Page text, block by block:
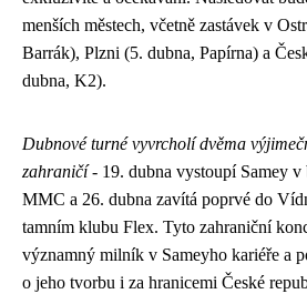
menších městech, včetně zastávek v
Barrák), Plzni (5. dubna, Papírna) a
dubna, K2).
Dubnové turné vyvrcholí dvěma
zahraničí- 19. dubna vystoupí Samey v
MMC a 26. dubna zavítá poprvé do
tamním klubu Flex. Tyto zahraniční
významný milník v Sameyho kariéře a
o jeho tvorbu i za hranicemi České